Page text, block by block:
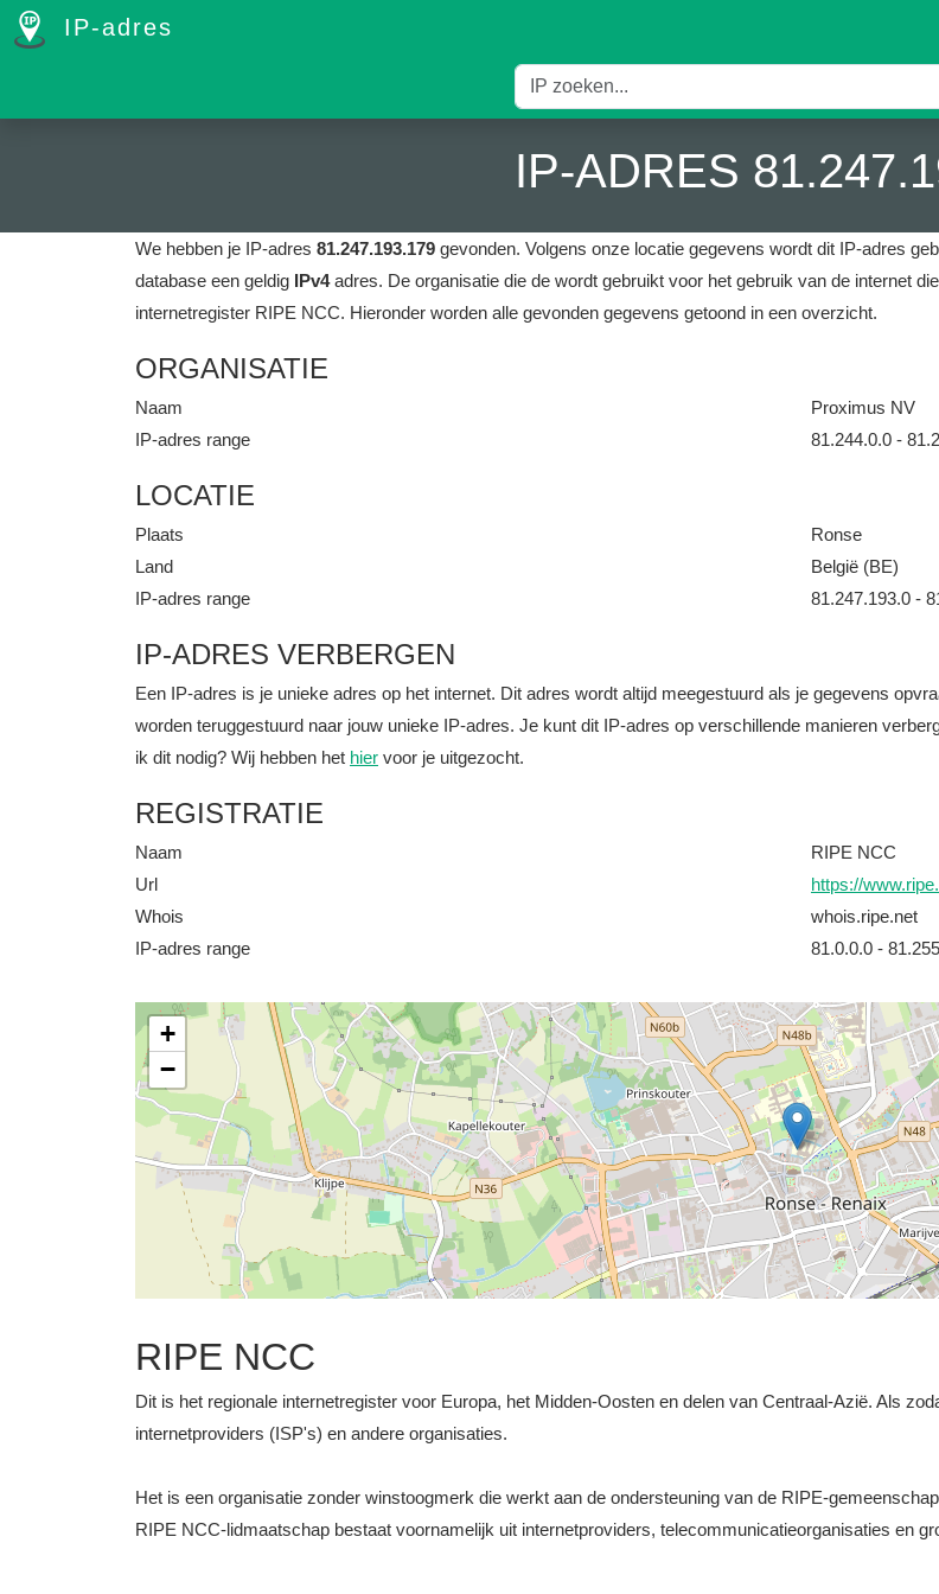
IP-adres
IP-ADRES
We hebben je IP-adres 81.247.193.179 gevonden. Volgens onze locatie gegevens wordt dit IP-adres
database een geldig IPv4adres. De organisatie die de wordt gebruikt voor het gebruik van de internet
internetregister RIPE NCC. Hieronder worden alle gevonden gegevens getoond in een overzicht.
ORGANISATIE
Naam
Proximus NV
IP-adres range
81.244.0.0 -
LOCATIE
Plaats
Ronse
Land
België (BE)
IP-adres range
81.247.193.0 -
IP-ADRES VERBERGEN
Een IP-adres is je unieke adres op het internet. Dit adres wordt altijd meegestuurd als je gegevens
worden teruggestuurd naar jouw unieke IP-adres. Je kunt dit IP-adres op verschillende manieren
ik dit nodig? Wij hebben het hier voor je uitgezocht.
REGISTRATIE
Naam
RIPE NCC
Url
https://
Whois
whois.ripe.net
IP-adres range
81.0.0.0 -
+
−
RIPE NCC
Dit is het regionale internetregister voor Europa, het Midden-Oosten en delen van Centraal-Azië. Als
internetproviders (ISP's) en andere organisaties.
Het is een organisatie zonder winstoogmerk die werkt aan de ondersteuning van de RIPE-
RIPE NCC-lidmaatschap bestaat voornamelijk uit internetproviders, telecommunicatieorganisaties en